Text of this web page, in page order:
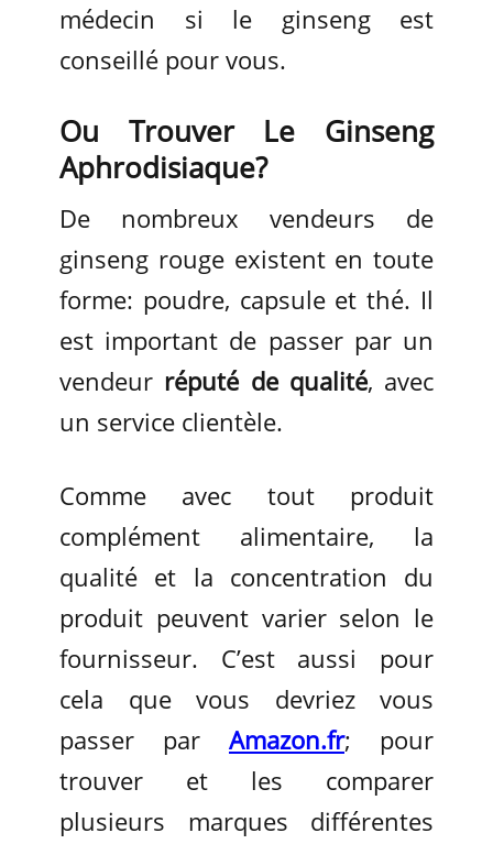
médecin si le ginseng est
conseillé pour vous.
Ou Trouver Le Ginseng
Aphrodisiaque?
De nombreux vendeurs de
ginseng rouge existent en toute
forme: poudre, capsule et thé. Il
est important de passer par un
vendeur réputé de qualité, avec
un service clientèle.
Comme avec tout produit
complément alimentaire, la
qualité et la concentration du
produit peuvent varier selon le
fournisseur. C’est aussi pour
cela que vous devriez vous
passer par Amazon.fr; pour
trouver et les comparer
plusieurs marques différentes